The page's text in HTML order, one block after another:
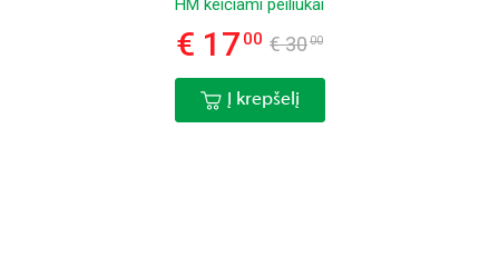
HM keičiami peiliukai
€ 17 00 € 3000
Į krepšelį